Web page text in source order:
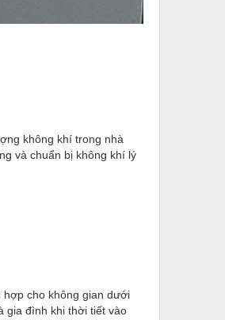
không khí trong nhà
và chuẩn bị không khí lý
hợp cho không gian dưới
gia đình khi thời tiết vào